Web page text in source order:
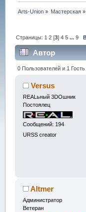
Arts-Union » Мастерская »
Страницы: 1 2 [3]4 5 ...9
Автор
раз)
0 Пользователей и 1
Versus
REALьный 3DOшник
Постоялец
Сообщений: 194
URSS creator
Altmer
Администратор
Ветеран